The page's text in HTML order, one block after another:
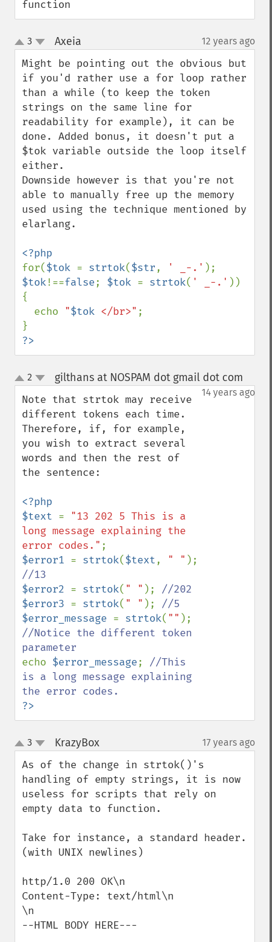
function
up
down
3 Axeia 12 years ago
Might be pointing out the obvious but
if you'd rather use a for loop rather
than a while (to keep the token
strings on the same line for
readability for example), it can be
done. Added bonus, it doesn't put a
$tok variable outside the loop itself
either.
Downside however is that you're not
able to manually free up the memory
used using the technique mentioned by
elarlang.
for($tok = strtok($str, ' _-.'
$tok!==false; $tok = strtok( ' _-.' ))
{
  echo
"$tok </br>" ;
?>
up
down
2 gilthans at NOSPAM dot gmail dot com
14 years ago
Note that strtok may receive
different tokens each time.
Therefore, if, for example,
you wish to extract several
words and then the rest of
the sentence:
<?php
$text = "13 202 5 This is a
long message explaining the
error codes."
$error1 = strtok($text, " "
$error2 = strtok( " " );
$error3 = strtok( " " );
$error_message = strtok( ""
//Notice the different token
echo $error_message; //This
is a long message explaining
?>
up
down
3 KrazyBox¶ 17 years ago
As of the change in strtok()'s
handling of empty strings, it is now
useless for scripts that rely on
empty data to function.
Take for instance, a standard header.
(with UNIX newlines)
http/1.0 200 OK\n
Content-Type: text/html\n
\n
--HTML BODY HERE---